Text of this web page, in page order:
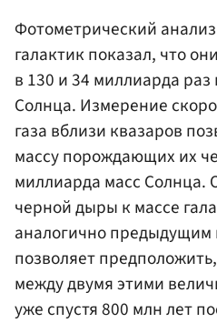
Фотометрический
галактик показал, что
в 130 и 34 миллиарда
Солнца. Измерение
газа вблизи квазаров
массу порождающих их
миллиарда масс Солнца.
черной дыры к массе
аналогично
позволяет
между двумя этими
уже спустя 800 млн лет